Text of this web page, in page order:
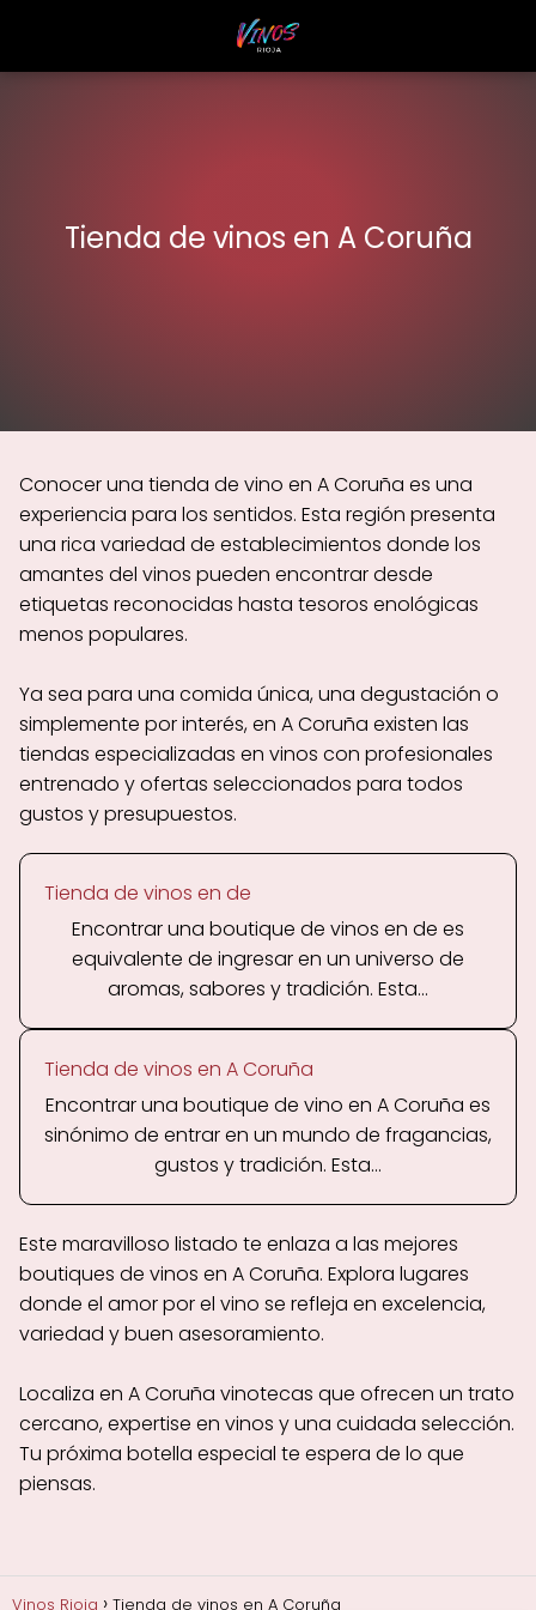
Tienda de vinos en A Coruña
Conocer una tienda de vino en A Coruña es una
experiencia para los sentidos. Esta región presenta
una rica variedad de establecimientos donde los
amantes del vinos pueden encontrar desde
etiquetas reconocidas hasta tesoros enológicas
menos populares.
Ya sea para una comida única, una degustación o
simplemente por interés, en A Coruña existen las
tiendas especializadas en vinos con profesionales
entrenado y ofertas seleccionados para todos
gustos y presupuestos.
Tienda de vinos en de
Encontrar una boutique de vinos en de es
equivalente de ingresar en un universo de
aromas, sabores y tradición. Esta...
Tienda de vinos en A Coruña
Encontrar una boutique de vino en A Coruña es
sinónimo de entrar en un mundo de fragancias,
gustos y tradición. Esta...
Este maravilloso listado te enlaza a las mejores
boutiques de vinos en A Coruña. Explora lugares
donde el amor por el vino se refleja en excelencia,
variedad y buen asesoramiento.
Localiza en A Coruña vinotecas que ofrecen un trato
cercano, expertise en vinos y una cuidada selección.
Tu próxima botella especial te espera de lo que
piensas.
Vinos Rioja Tienda de vinos en A Coruña